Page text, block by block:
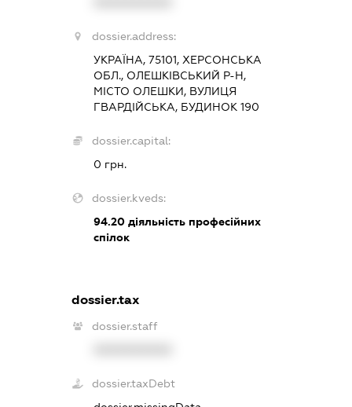
dossier.address:
УКРАЇНА, 75101, ХЕРСОНСЬКА
ОБЛ., ОЛЕШКІВСЬКИЙ Р-Н,
МІСТО ОЛЕШКИ, ВУЛИЦЯ
ГВАРДІЙСЬКА, БУДИНОК 190
dossier.capital:
0 грн.
dossier.kveds:
94.20 діяльність професійних
спілок
dossier.tax
dossier.staff
dossier.taxDebt